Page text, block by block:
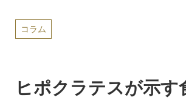
コラム
ヒポクラテスが示す